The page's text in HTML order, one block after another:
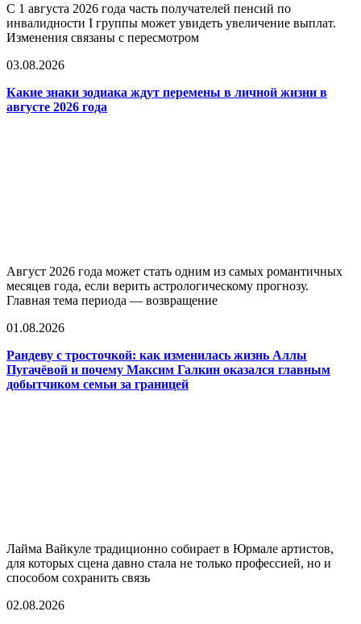
С 1 августа 2026 года часть получателей пенсий по
инвалидности I группы может увидеть увеличение выплат.
Изменения связаны с пересмотром
03.08.2026
Какие знаки зодиака ждут перемены в личной жизни в
августе 2026 года
Август 2026 года может стать одним из самых романтичных
месяцев года, если верить астрологическому прогнозу.
Главная тема периода — возвращение
01.08.2026
Рандеву с тросточкой: как изменилась жизнь Аллы
Пугачёвой и почему Максим Галкин оказался главным
добытчиком семьи за границей
Лайма Вайкуле традиционно собирает в Юрмале артистов,
для которых сцена давно стала не только профессией, но и
способом сохранить связь
02.08.2026